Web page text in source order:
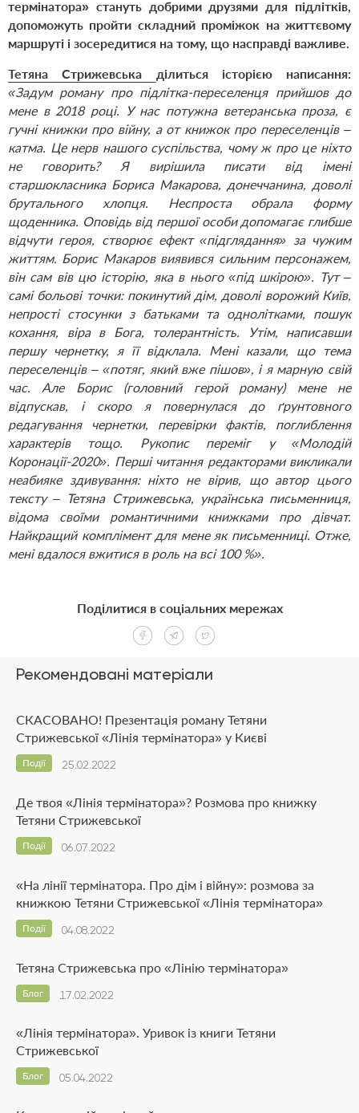
термінатора» стануть добрими друзями для підлітків,
допоможуть пройти складний проміжок на життєвому
маршруті і зосередитися на тому, що насправді важливе.
Тетяна Стрижевська ділиться історією написання:
«Задум роману про підлітка-переселенця прийшов до
мене в 2018 році. У нас потужна ветеранська проза, є
гучні книжки про війну, а от книжок про переселенців –
катма. Це нерв нашого суспільства, чому ж про це ніхто
не говорить? Я вирішила писати від імені
старшокласника Бориса Макарова, донеччанина, доволі
брутального хлопця. Неспроста обрала форму
щоденника. Оповідь від першої особи допомагає глибше
відчути героя, створює ефект «підглядання» за чужим
життям. Борис Макаров виявився сильним персонажем,
він сам вів цю історію, яка в нього «під шкірою». Тут –
самі больові точки: покинутий дім, доволі ворожий Київ,
непрості стосунки з батьками та однолітками, пошук
кохання, віра в Бога, толерантність. Утім, написавши
першу чернетку, я її відклала. Мені казали, що тема
переселенців – «потяг, який вже пішов», і я марную свій
час. Але Борис (головний герой роману) мене не
відпускав, і скоро я повернулася до ґрунтовного
редагування чернетки, перевірки фактів, поглиблення
характерів тощо. Рукопис переміг у «Молодій
Коронації-2020». Перші читання редакторами викликали
неабияке здивування: ніхто не вірив, що автор цього
тексту – Тетяна Стрижевська, українська письменниця,
відома своїми романтичними книжками про дівчат.
Найкращий комплімент для мене як письменниці. Отже,
мені вдалося вжитися в роль на всі 100 %».
Рекомендовані матеріали
СКАСОВАНО! Презентація роману Тетяни
Стрижевської «Лінія термінатора» у Києві
25.02.2022
Події
Де твоя «Лінія термінатора»? Розмова про книжку
Тетяни Стрижевської
06.07.2022
Події
«На лінії термінатора. Про дім і війну»: розмова за
книжкою Тетяни Стрижевської «Лінія термінатора»
04.08.2022
Події
Тетяна Стрижевська про «Лінію термінатора»
17.02.2022
Блог
«Лінія термінатора». Уривок із книги Тетяни
Стрижевської
05.04.2022
Блог
Поділитися в соціальних мережах